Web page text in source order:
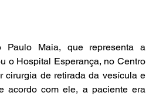
Paulo Maia, que representa a
o Hospital Esperança, no Centro
cirurgia de retirada da vesícula e
acordo com ele, a paciente era